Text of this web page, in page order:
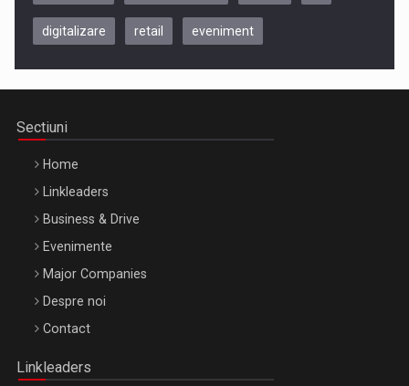
Be Inspired. Make it Happen!, CLUJ, 9 Decembrie
Be Inspired. Make it Happen!, ARTEMIS LETO, ORADEA, 8
Octombrie
digitalizare retail eveniment
Sectiuni
Home
Linkleaders
Business & Drive
Evenimente
Major Companies
Despre noi
Contact
Linkleaders